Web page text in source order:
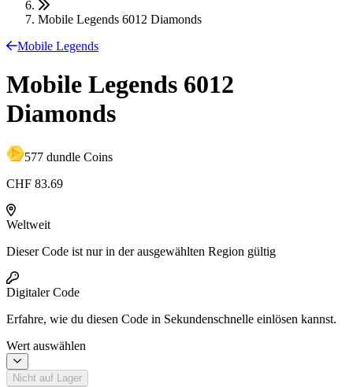
Mobile Legends 6012 Diamonds
Mobile Legends
Mobile Legends 6012
Diamonds
577 dundle Coins
CHF 83.69
Weltweit
Dieser Code ist nur in der ausgewählten Region gültig
Digitaler Code
Erfahre, wie du diesen Code in Sekundenschnelle einlösen kannst.
Wert auswählen
Nicht auf Lager